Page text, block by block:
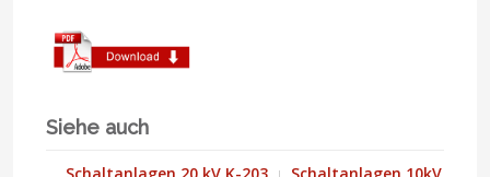
Siehe auch